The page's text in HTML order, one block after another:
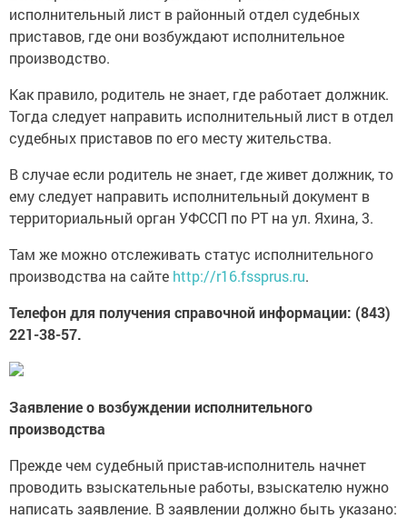
исполнительный лист в районный отдел судебных
приставов, где они возбуждают исполнительное
производство.
Как правило, родитель не знает, где работает должник.
Тогда следует направить исполнительный лист в отдел
судебных приставов по его месту жительства.
В случае если родитель не знает, где живет должник, то
ему следует направить исполнительный документ в
территориальный орган УФССП по РТ на ул. Яхина, 3.
Там же можно отслеживать статус исполнительного
производства на сайте http://r16.fssprus.ru.
Телефон для получения справочной информации: (843)
221-38-57.
Заявление о возбуждении исполнительного
производства
Прежде чем судебный пристав-исполнитель начнет
проводить взыскательные работы, взыскателю нужно
написать заявление. В заявлении должно быть указано: